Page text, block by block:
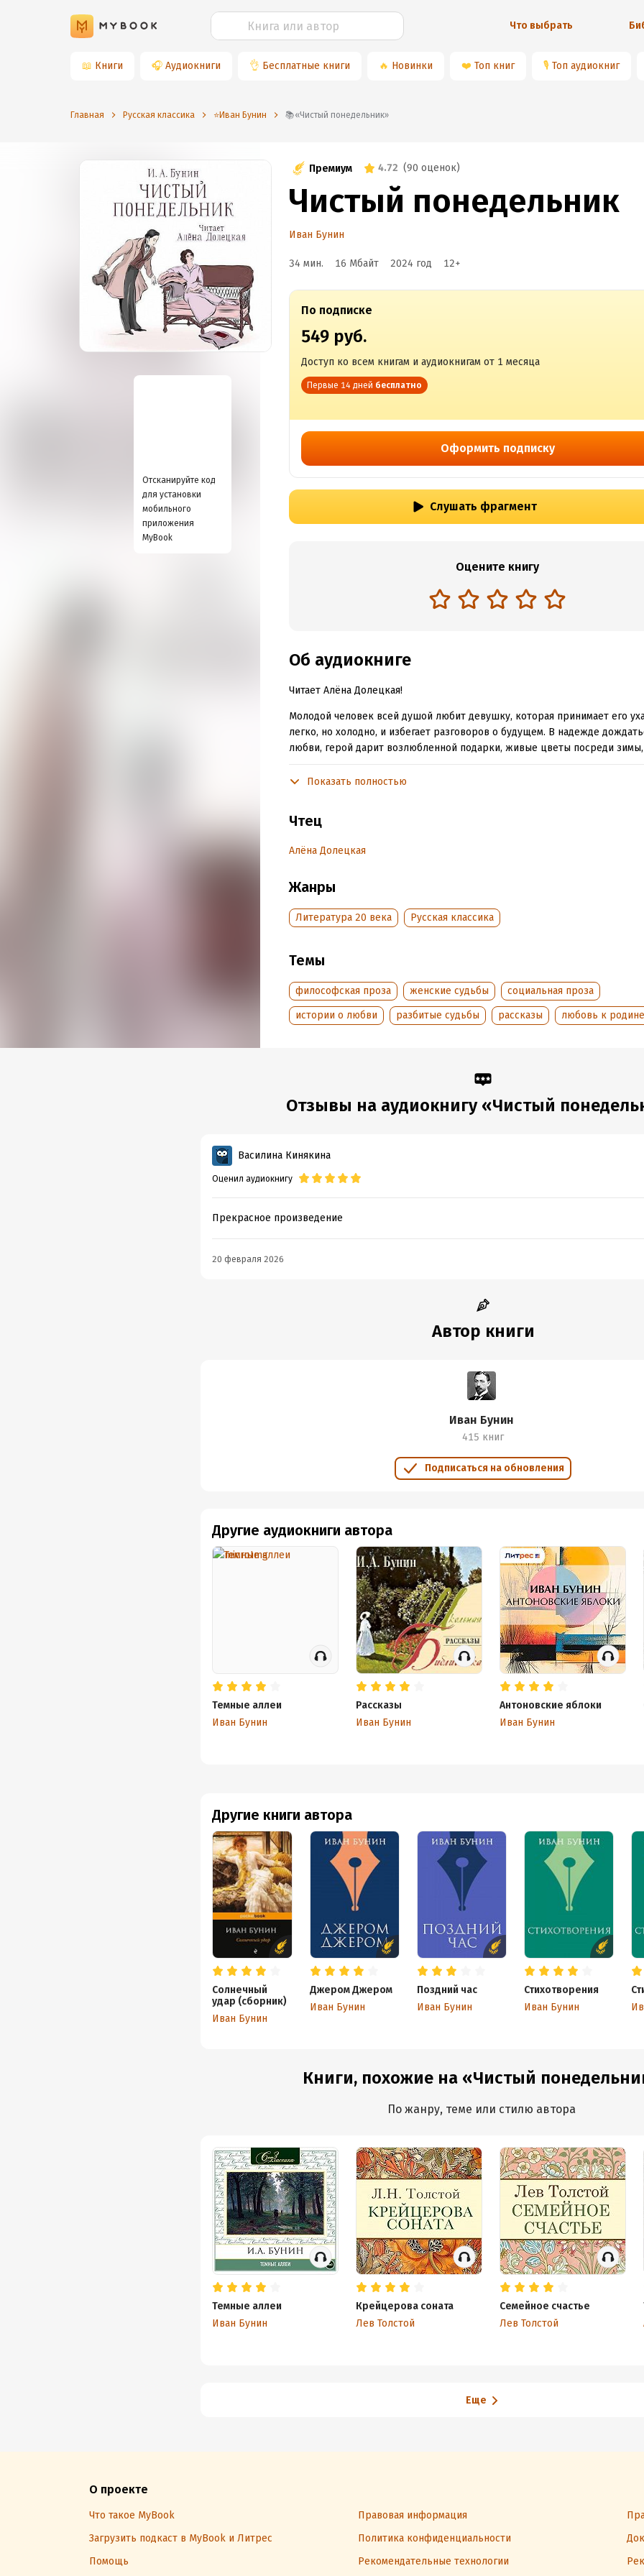
Что выбрать
📖 Книги 🎧 Аудиокниги 👌 Бесплатные книги 🔥 Новинки ❤️ Топ книг 🎙 Топ аудиокниг
Главная Русская классика ⭐️Иван Бунин 📚«Чистый понедельник»
Отсканируйте код
для установки
мобильного
приложения
MyBook
Премиум 4.72 (90 оценок)
Чистый понедельник
Иван Бунин
34 мин. 16 Мбайт 2024 год 12+
По подписке
549 руб.
Доступ ко всем книгам и аудиокнигам от 1 месяца
Первые 14 дней бесплатно
Оформить подписку
Слушать фрагмент
Оцените книгу
Об аудиокниге
Читает Алёна Долецкая!
Молодой человек всей душой любит девушку, которая принимает его
легко, но холодно, и избегает разговоров о будущем. В надежде
любви, герой дарит возлюбленной подарки, живые цветы посреди
воскресенье Масленицы между героем и его возлюбленной во время
Рассказ, в котором русский писатель показывает метания души и
Подробная информация
Дата написания:1 января 1944
Дата поступления:
ISBN (EAN):
Показать полностью
Чтец
Алёна Долецкая
Жанры
Литература 20 века Русская классика
Темы
философская проза женские судьбы
социальная проза
истории о любви
разбитые судьбы рассказы любовь к родине
Отзывы на аудиокнигу «Чистый
Василина Кинякина
Оценил аудиокнигу
Прекрасное произведение
20 февраля 2026
Автор книги
Иван Бунин
415 книг
Подписаться на обновления
Другие книги автора
Солнечный
удар (сборник)
Иван Бунин
Джером Джером
Иван Бунин
Поздний час
Иван Бунин
Стихотворения
Иван Бунин
Другие аудиокниги автора
Темные аллеи
Иван Бунин
Рассказы
Иван Бунин
Антоновские яблоки
Иван Бунин
Книги, похожие на «Чистый
По жанру, теме или стилю автора
Темные аллеи
Иван Бунин
Крейцерова соната
Лев Толстой
Семейное счастье
Лев Толстой
Еще
О проекте
Что такое MyBook Правовая информация
Загрузить подкаст в MyBook и Литрес
Политика конфиденциальности
Помощь
Рекомендательные технологии